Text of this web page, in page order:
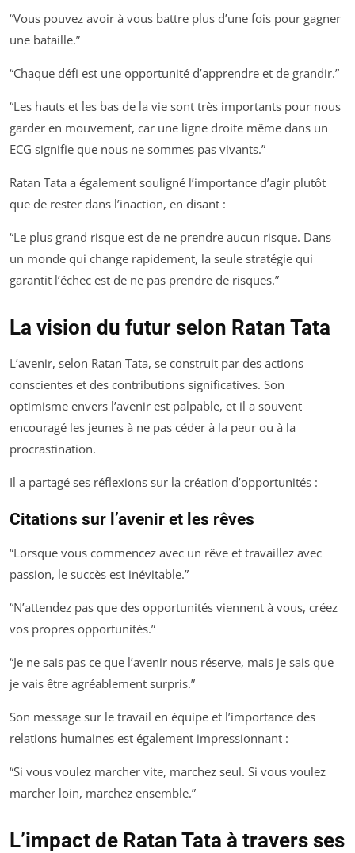
“Vous pouvez avoir à vous battre plus d’une fois pour gagner
une bataille.”
“Chaque défi est une opportunité d’apprendre et de grandir.”
“Les hauts et les bas de la vie sont très importants pour nous
garder en mouvement, car une ligne droite même dans un
ECG signifie que nous ne sommes pas vivants.”
Ratan Tata a également souligné l’importance d’agir plutôt
que de rester dans l’inaction, en disant :
“Le plus grand risque est de ne prendre aucun risque. Dans
un monde qui change rapidement, la seule stratégie qui
garantit l’échec est de ne pas prendre de risques.”
La vision du futur selon Ratan Tata
L’avenir, selon Ratan Tata, se construit par des actions
conscientes et des contributions significatives. Son
optimisme envers l’avenir est palpable, et il a souvent
encouragé les jeunes à ne pas céder à la peur ou à la
procrastination.
Il a partagé ses réflexions sur la création d’opportunités :
Citations sur l’avenir et les rêves
“Lorsque vous commencez avec un rêve et travaillez avec
passion, le succès est inévitable.”
“N’attendez pas que des opportunités viennent à vous, créez
vos propres opportunités.”
“Je ne sais pas ce que l’avenir nous réserve, mais je sais que
je vais être agréablement surpris.”
Son message sur le travail en équipe et l’importance des
relations humaines est également impressionnant :
“Si vous voulez marcher vite, marchez seul. Si vous voulez
marcher loin, marchez ensemble.”
L’impact de Ratan Tata à travers ses